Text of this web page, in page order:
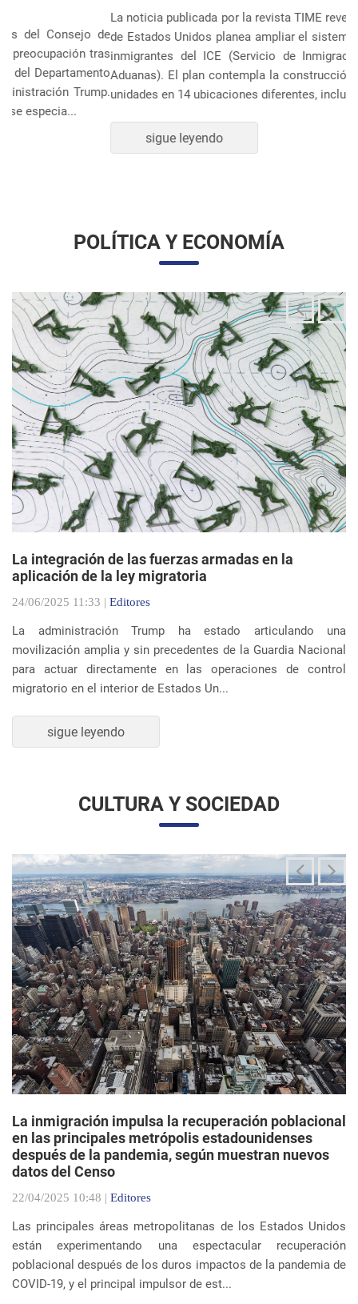
La noticia publicada por la revista TIME revela que el gobierno
de Estados Unidos planea ampliar el sistema de detención de
inmigrantes del ICE (Servicio de Inmigración y Control de
Aduanas). El plan contempla la construcción o ampliación de
unidades en 14 ubicaciones diferentes, incluye...
POLÍTICA Y ECONOMÍA
aplicación de la ley migratoria
24/06/2025 11:33 |Editores
movilización amplia y sin precedentes de la Guardia Nacional
para actuar directamente en las operaciones de control
migratorio en el interior de Estados Un...
sigue leyendo
en las principales metrópolis estadounidenses
después de la pandemia, según muestran nuevos
datos del Censo
22/04/2025 10:48 |Editores
están experimentando una espectacular recuperación
poblacional después de los duros impactos de la pandemia de
COVID-19, y el principal impulsor de est...